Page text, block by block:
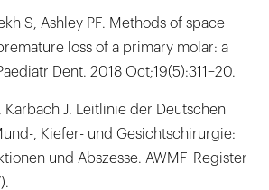
S, Ashley PF. Methods of space
loss of a primary molar: a
Dent. 2018 Oct;19(5):311–20.
J. Leitlinie der Deutschen
, Kiefer- und Gesichtschirurgie:
und Abszesse. AWMF-Register